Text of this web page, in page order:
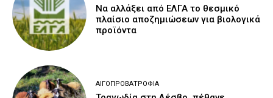
Να αλλάξει από ΕΛΓΑ το θεσμικό
πλαίσιο αποζημιώσεων για βιολογικά
προϊόντα
ΑΙΓΟΠΡΟΒΑΤΡΟΦΊΑ